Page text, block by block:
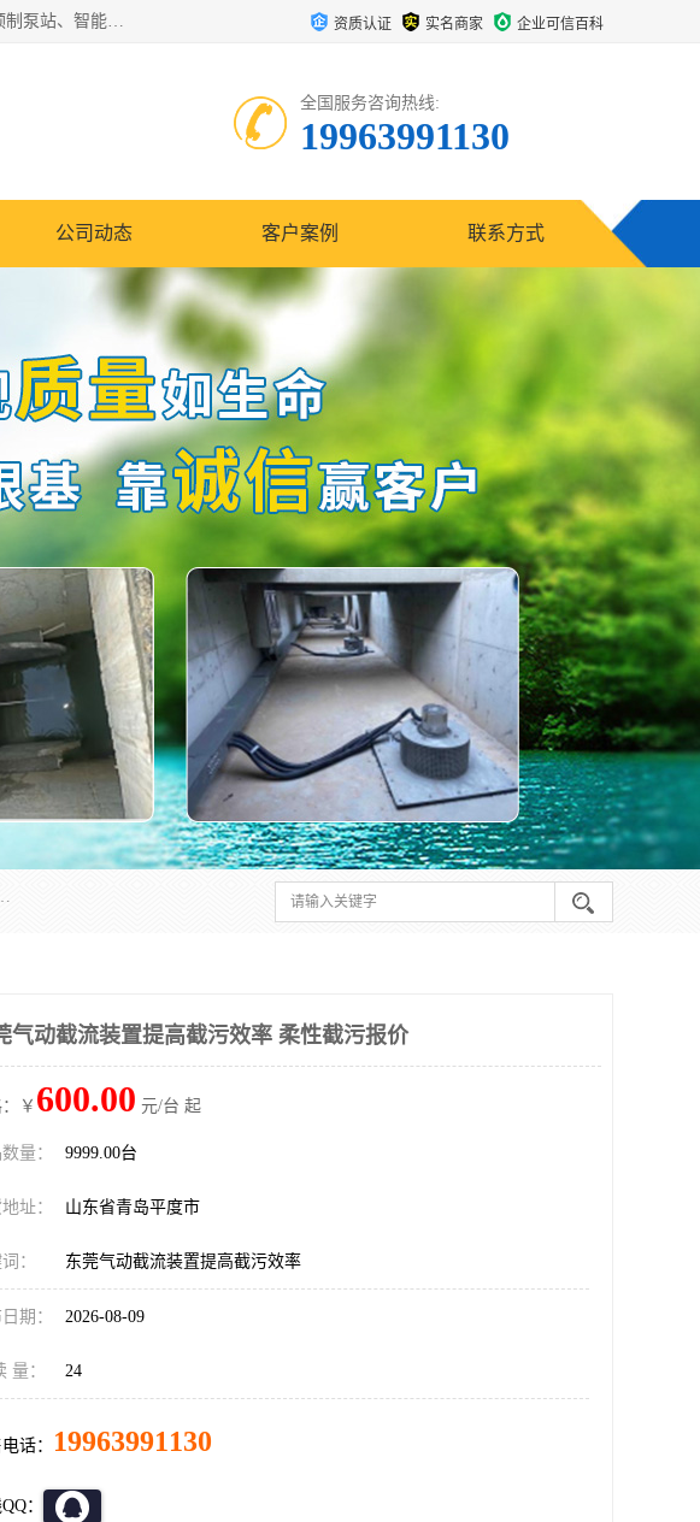
青岛铭源环保科技有限公司是一家专注于环保与智慧水务领域的先进科技企业，公司专注于云智能一体化HMPP预制泵站、智能截流井设备、调蓄池雨洪管理设备、水务循环利用、云智慧水务开发及新型环保技术研发等领域。 资质认证 实名商家 企业可信百科
全国服务咨询热线:
19963991130
公司动态 客户案例 联系方式
泵站、智能截流井设备、调蓄池雨洪管理设备、水务循环利用、云智慧水务开发及新型环保技术研发等领域。
气动截流装置提高截污效率 柔性截污报价
￥ 600.00 元/台 起
量： 9999.00台
址： 山东省青岛平度市
： 东莞气动截流装置提高截污效率
期： 2026-08-09
量： 24
话： 19963991130
：